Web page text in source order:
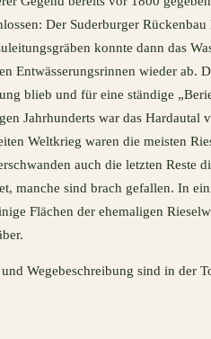
Der Suderburger
konnte dann das
Entwässerungsrinnen wieder ab.
blieb und für eine ständige
Jahrhunderts war das
Weltkrieg waren die meisten
auch die letzten Reste
manche sind brach gefallen. In
Flächen der ehemaligen
Wegebeschreibung sind in der